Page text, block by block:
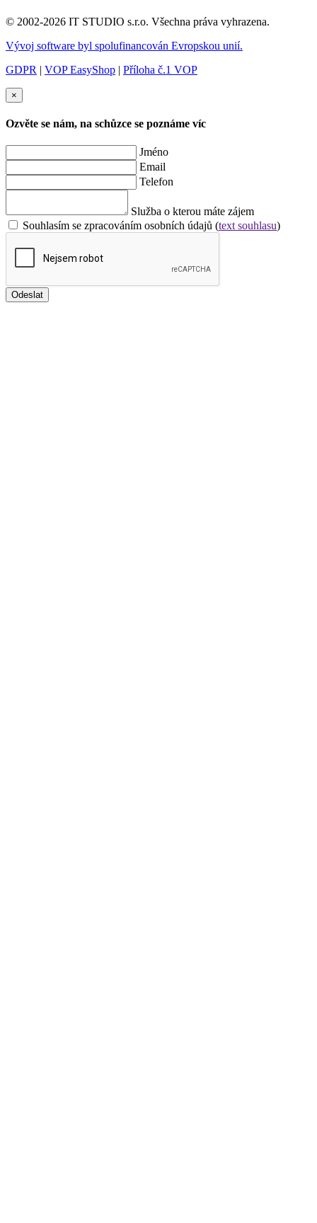
© 2002-2026 IT STUDIO s.r.o. Všechna práva vyhrazena.
Vývoj software byl spolufinancován Evropskou unií.
GDPR | VOP EasyShop | Příloha č.1 VOP
×
Ozvěte se nám, na schůzce se poznáme víc
Jméno
Email
Telefon
Služba o kterou máte zájem
Souhlasím se zpracováním osobních údajů (text souhlasu)
Odeslat